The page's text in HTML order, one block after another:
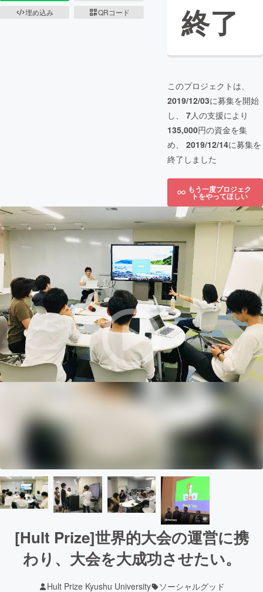
埋め込み
QRコード 終了
このプロジェクトは、
2019/12/03に募集を開始
し、 7人の支援により
135,000円の資金を集
め、 2019/12/14に募集を
終了しました
もう一度プロジェク
トをやってほしい
[Hult Prize]世界的大会の運営に携
わり、大会を大成功させたい。
Hult Prize Kyushu University ソーシャルグッド